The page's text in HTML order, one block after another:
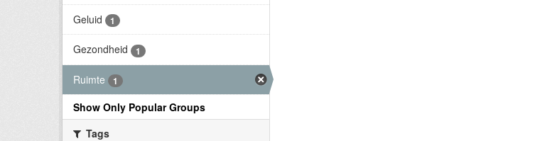
Geluid 1
Gezondheid 1
Ruimte 1
Show Only Popular Groups
Tags